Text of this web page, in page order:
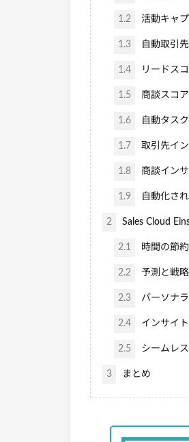
1.2 活動キャ
1.3 自動取引
1.4 リードス
1.5 商談スコ
1.6 自動タス
1.7 取引先イ
1.8 商談イン
1.9 自動化さ
2 Sales Cloud
2.1 時間の節約
2.2 予測と戦
2.3 パーソナ
2.4 インサイ
2.5 シームレ
3 まとめ